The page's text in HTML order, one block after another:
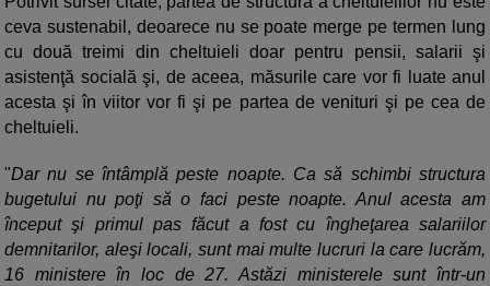
ceva sustenabil, deoarece nu se poate merge pe termen lung
cu două treimi din cheltuieli doar pentru pensii, salarii şi
asistenţă socială şi, de aceea, măsurile care vor fi luate anul
acesta şi în viitor vor fi şi pe partea de venituri şi pe cea de
cheltuieli.
"Dar nu se întâmplă peste noapte. Ca să schimbi structura
bugetului nu poţi să o faci peste noapte. Anul acesta am
început şi primul pas făcut a fost cu îngheţarea salariilor
demnitarilor, aleşi locali, sunt mai multe lucruri la care lucrăm,
16 ministere în loc de 27. Astăzi ministerele sunt într-un